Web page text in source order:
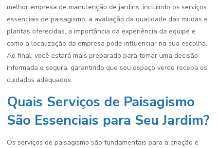
melhor empresa de manutenção de jardins, incluindo os serviços
essenciais de paisagismo, a avaliação da qualidade das mudas e
plantas oferecidas, a importância da experiência da equipe e
como a localização da empresa pode influenciar na sua escolha.
Ao final, você estará mais preparado para tomar uma decisão
informada e segura, garantindo que seu espaço verde receba os
cuidados adequados.
Quais Serviços de Paisagismo
São Essenciais para Seu Jardim?
Os serviços de paisagismo são fundamentais para a criação e